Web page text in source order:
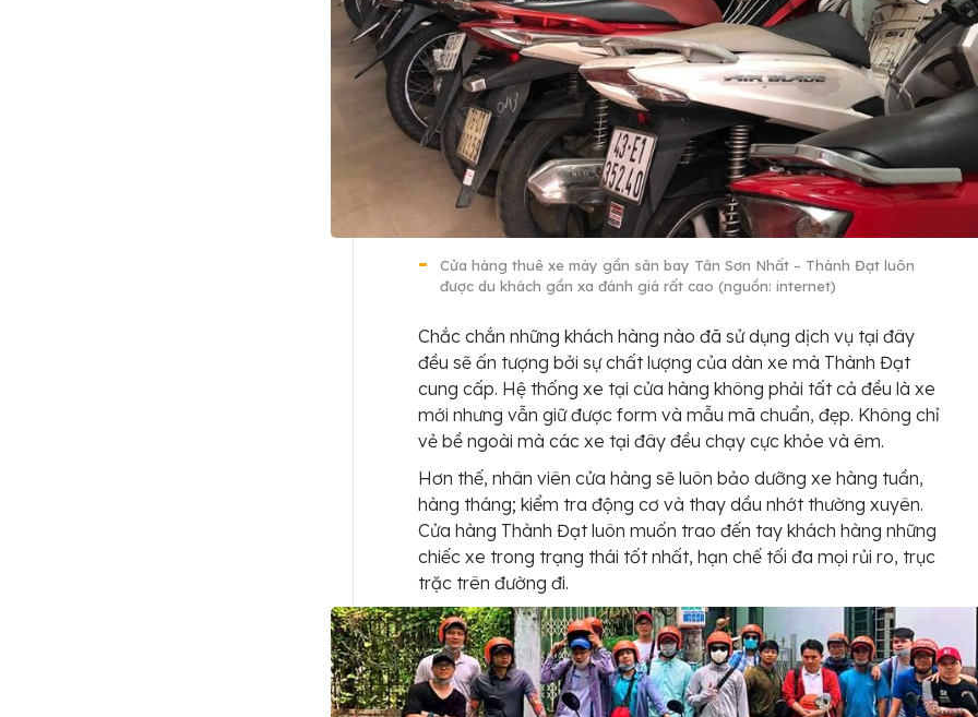
Cửa hàng thuê xe máy gần sân bay Tân Sơn Nhất – Thành Đạt luôn
được du khách gần xa đánh giá rất cao (nguồn: internet)
Chắc chắn những khách hàng nào đã sử dụng dịch vụ tại đây
đều sẽ ấn tượng bởi sự chất lượng của dàn xe mà Thành Đạt
cung cấp. Hệ thống xe tại cửa hàng không phải tất cả đều là xe
mới nhưng vẫn giữ được form và mẫu mã chuẩn, đẹp. Không chỉ
vẻ bề ngoài mà các xe tại đây đều chạy cực khỏe và êm.
Hơn thế, nhân viên cửa hàng sẽ luôn bảo dưỡng xe hàng tuần,
hàng tháng; kiểm tra động cơ và thay dầu nhớt thường xuyên.
Cửa hàng Thành Đạt luôn muốn trao đến tay khách hàng những
chiếc xe trong trạng thái tốt nhất, hạn chế tối đa mọi rủi ro, trục
trặc trên đường đi.